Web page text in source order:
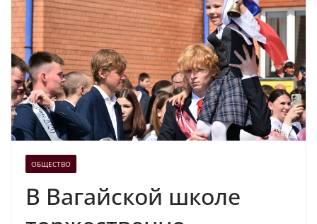
ОБЩЕСТВО
В Вагайской школе